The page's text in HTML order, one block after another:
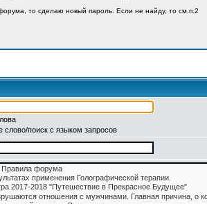
то сделаю новый пароль. Если не найду, то см.п.2
слово/поиск с языком запросов